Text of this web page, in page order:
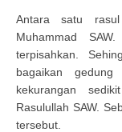
Antara satu
Muhammad
terpisahkan.
bagaikan
kekurangan
Rasulullah SAW.
tersebut.